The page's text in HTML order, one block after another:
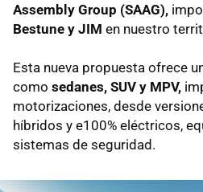
Assembly Group (SAAG),
Bestune y JIM en nuestro
Esta nueva propuesta ofrece
como sedanes, SUV y MPV,
motorizaciones, desde
híbridos y e100% eléctricos,
sistemas de seguridad.